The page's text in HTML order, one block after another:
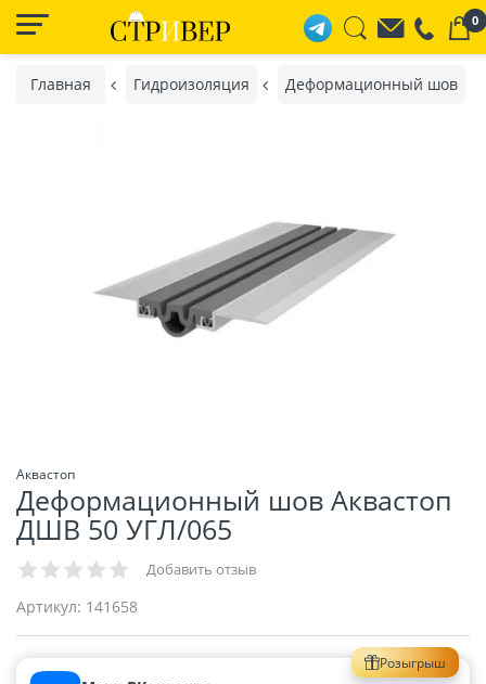
0
Главная Гидроизоляция Деформационный шов
Аквастоп
Деформационный шов Аквастоп
ДШВ 50 УГЛ/065
Добавить отзыв
Артикул: 141658
Розыгрыш